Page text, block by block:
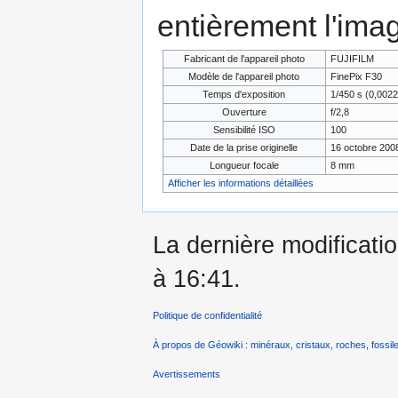
entièrement
Fabricant de l'appareil photo
FUJIFILM
Modèle de l'appareil photo
FinePix F30
Temps d'exposition
1/450 s
Ouverture
f/2,8
Sensibilité ISO
100
Date de la prise originelle
16 octobre
Longueur focale
8 mm
Afficher les informations détaillées
La dernière
à 16:41.
Politique de confidentialité
À propos de Géowiki : minéraux, cristaux, roches,
Avertissements